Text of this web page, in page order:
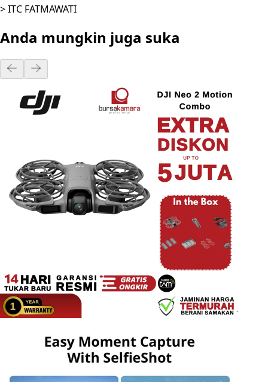
> ITC FATMAWATI
Anda mungkin juga suka